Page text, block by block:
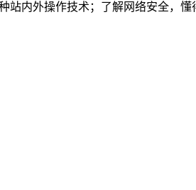
内外操作技术；了解网络安全，懂